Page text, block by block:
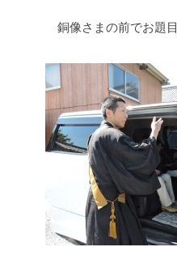
銅像さまの前でお題目